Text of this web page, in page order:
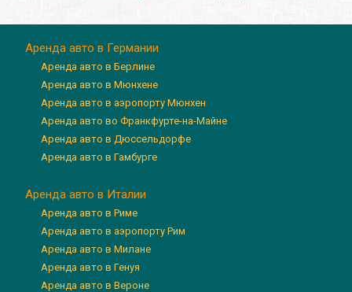
Аренда авто в Германии
Аренда авто в Берлине
Аренда авто в Мюнхене
Аренда авто в аэропорту Мюнхен
Аренда авто во Франкфурте-на-Майне
Аренда авто в Дюссельдорфе
Аренда авто в Гамбурге
Аренда авто в Италии
Аренда авто в Риме
Аренда авто в аэропорту Рим
Аренда авто в Милане
Аренда авто в Генуя
Аренда авто в Вероне